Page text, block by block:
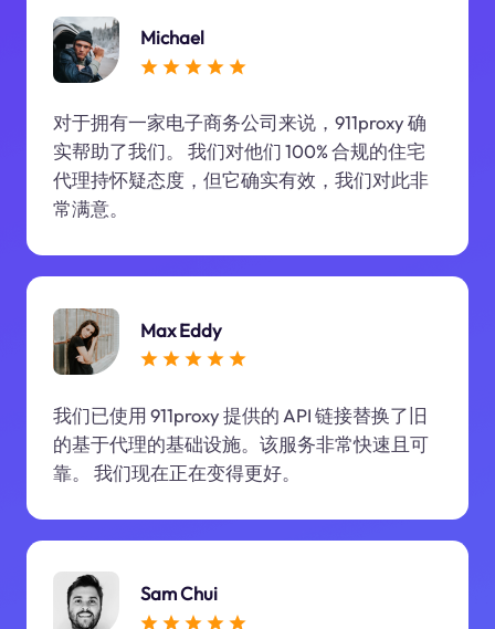
Michael
对于拥有一家电子商务公司来说，911proxy 确
实帮助了我们。 我们对他们 100% 合规的住宅
代理持怀疑态度，但它确实有效，我们对此非
常满意。
Max Eddy
我们已使用 911proxy 提供的 API 链接替换了旧
的基于代理的基础设施。该服务非常快速且可
靠。 我们现在正在变得更好。
Sam Chui